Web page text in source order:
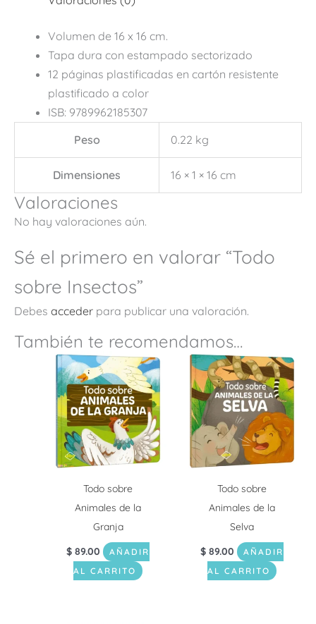
Volumen de 16 x 16 cm.
Tapa dura con estampado sectorizado
12 páginas plastificadas en cartón resistente
plastificado a color
ISB: 9789962185307
Peso
0.22 kg
Dimensiones 16 × 1 × 16 cm
Valoraciones
No hay valoraciones aún.
Sé el primero en valorar “Todo
sobre Insectos”
Debes acceder para publicar una valoración.
También te recomendamos…
Todo sobre
Animales de la
Granja
$ 89.00
AÑADIR
AL CARRITO
Todo sobre
Animales de la
Selva
$ 89.00
AÑADIR
AL CARRITO